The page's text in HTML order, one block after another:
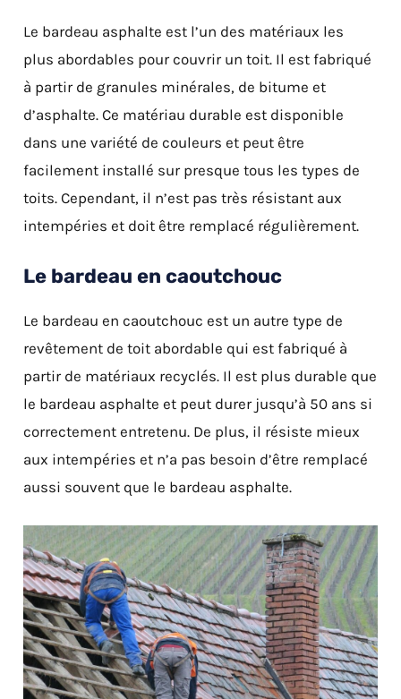
Le bardeau asphalte est l’un des matériaux les
plus abordables pour couvrir un toit. Il est fabriqué
à partir de granules minérales, de bitume et
d’asphalte. Ce matériau durable est disponible
dans une variété de couleurs et peut être
facilement installé sur presque tous les types de
toits. Cependant, il n’est pas très résistant aux
intempéries et doit être remplacé régulièrement.
Le bardeau en caoutchouc
Le bardeau en caoutchouc est un autre type de
revêtement de toit abordable qui est fabriqué à
partir de matériaux recyclés. Il est plus durable que
le bardeau asphalte et peut durer jusqu’à 50 ans si
correctement entretenu. De plus, il résiste mieux
aux intempéries et n’a pas besoin d’être remplacé
aussi souvent que le bardeau asphalte.